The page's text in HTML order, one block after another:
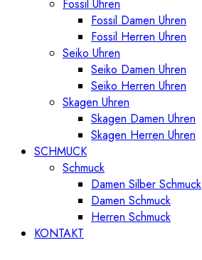
Fossil Uhren
Fossil Damen Uhren
Fossil Herren Uhren
Seiko Uhren
Seiko Damen Uhren
Seiko Herren Uhren
Skagen Uhren
Skagen Damen Uhren
Skagen Herren Uhren
SCHMUCK
Schmuck
Damen Silber Schmuck
Damen Schmuck
Herren Schmuck
KONTAKT